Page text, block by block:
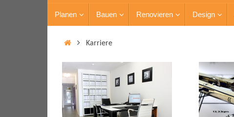
Planen Bauen Renovieren Design
Karriere